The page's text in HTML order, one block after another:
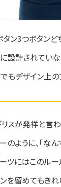
ン3つボタン
設計されてい
もデザイン上の
スが発祥と言
のように、「な
ツにはこのルー
留めてもきれ